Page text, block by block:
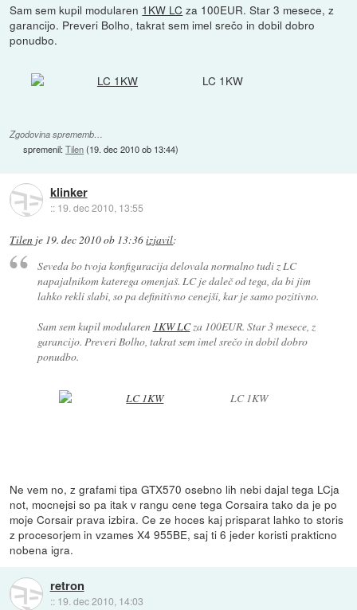
Sam sem kupil modularen 1KW LC za 100EUR. Star 3 mesece, z
garancijo. Preveri Bolho, takrat sem imel srečo in dobil dobro
ponudbo.
LC 1KW
Zgodovina sprememb…
spremenil:Tilen(19. dec 2010 ob 13:44)
klinker
:: 19. dec 2010, 13:55
Tilen je 19. dec 2010 ob 13:36izjavil:
Seveda bo tvoja konfiguracija delovala normalno tudi z LC
napajalnikom katerega omenjaš. LC je daleč od tega, da bi jim
lahko rekli slabi, so pa definitivno cenejši, kar je samo pozitivno.
Sam sem kupil modularen 1KW LCza 100EUR. Star 3 mesece, z
garancijo. Preveri Bolho, takrat sem imel srečo in dobil dobro
ponudbo.
LC 1KW
Ne vem no, z grafami tipa GTX570 osebno lih nebi dajal tega LCja
not, mocnejsi so pa itak v rangu cene tega Corsaira tako da je po
moje Corsair prava izbira. Ce ze hoces kaj prisparat lahko to storis
z procesorjem in vzames X4 955BE, saj ti 6 jeder koristi prakticno
nobena igra.
retron
:: 19. dec 2010, 14:03